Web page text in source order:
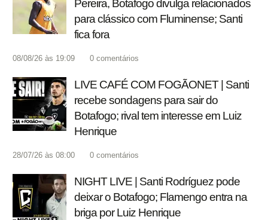
Pereira, Botafogo divulga relacionados
para clássico com Fluminense; Santi
fica fora
08/08/26 às 19:09 0 comentários
LIVE CAFÉ COM FOGÃONET | Santi
recebe sondagens para sair do
Botafogo; rival tem interesse em Luiz
Henrique
28/07/26 às 08:00 0 comentários
NIGHT LIVE | Santi Rodríguez pode
deixar o Botafogo; Flamengo entra na
briga por Luiz Henrique